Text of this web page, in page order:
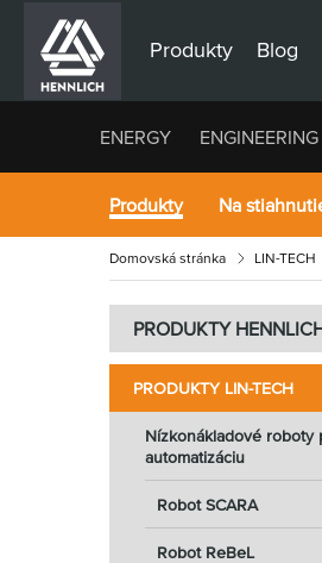
Produkty Blog
ENERGY ENGINEERING
Produkty Na
Domovská stránka LIN-TECH
PRODUKTY
PRODUKTY LIN-TECH
Nízkonákladové roboty
automatizáciu
Robot SCARA
Robot ReBeL